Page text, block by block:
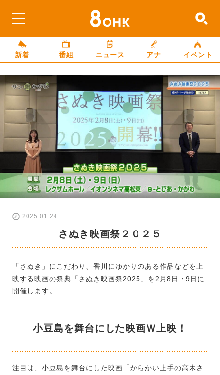
新着 番組 ニュース アナ イベント
2025.01.24
さぬき映画祭２０２５
「さぬき」にこだわり、香川にゆかりのある作品などを上
映する映画の祭典「さぬき映画祭2025」を2月8日・9日に
開催します。
小豆島を舞台にした映画Ｗ上映！
注目は、小豆島を舞台にした映画「からかい上手の高木さ